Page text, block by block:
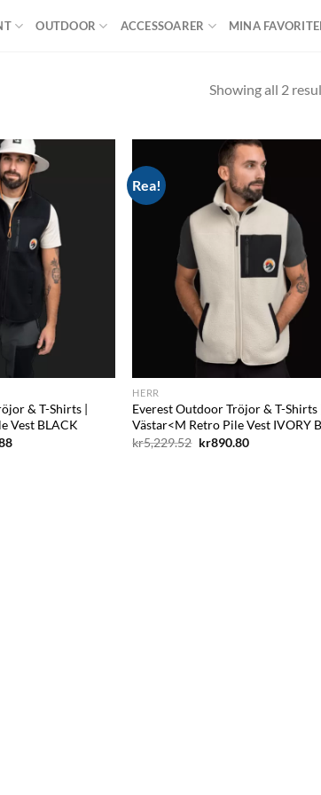
OUTDOOR ACCESSOARER MINA
Showing all 2
& T-Shirts |
Vest BLACK
Det
Rea!
HERR
Everest Outdoor Tröjor & T-Shirts
Västar<M Retro Pile Vest IVORY
kr5,229.52 Det
kr890.80Det